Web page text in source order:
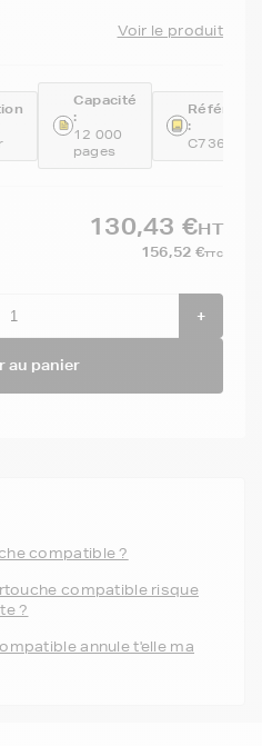
Voir le produit
Capacité
:
12 000
pages
:
130,43 €HT
156,52 €TTC
+
au panier
compatible ?
compatible risque
?
annule t'elle ma